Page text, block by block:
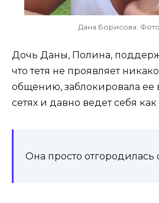
Дана Борисова.
Дочь Даны, Полина,
что тетя не проявляет
общению, заблокировала ее
сетях и давно ведет себя
Она просто отгородилась